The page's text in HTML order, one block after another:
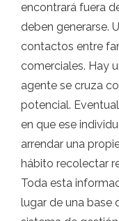
encontrará fuera
deben generarse.
contactos entre
comerciales. Hay
agente se cruza
potencial.
en que ese
arrendar una
hábito recolectar
Toda esta
lugar de una base